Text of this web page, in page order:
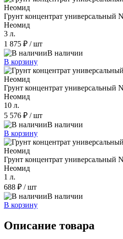
Грунт концентрат универсальный
Неомид
3 л.
1 875 ₽ / шт
В наличии
В корзину
Грунт концентрат универсальный
Неомид
10 л.
5 576 ₽ / шт
В наличии
В корзину
Грунт концентрат универсальный
Неомид
1 л.
688 ₽ / шт
В наличии
В корзину
Описание товара